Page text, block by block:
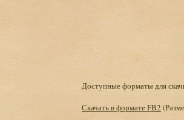
Доступные форматы для
Скачать в формате FB2